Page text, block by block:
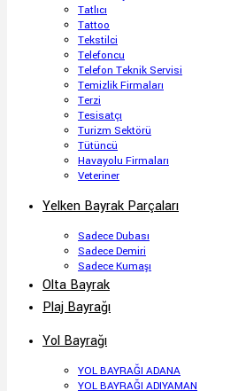
Tatlıcı
Tattoo
Tekstilci
Telefoncu
Telefon Teknik Servisi
Temizlik Firmaları
Terzi
Tesisatçı
Turizm Sektörü
Tütüncü
Havayolu Firmaları
Veteriner
Yelken Bayrak Parçaları
Sadece Dubası
Sadece Demiri
Sadece Kumaşı
Olta Bayrak
Plaj Bayrağı
Yol Bayrağı
YOL BAYRAĞI ADANA
YOL BAYRAĞI ADIYAMAN